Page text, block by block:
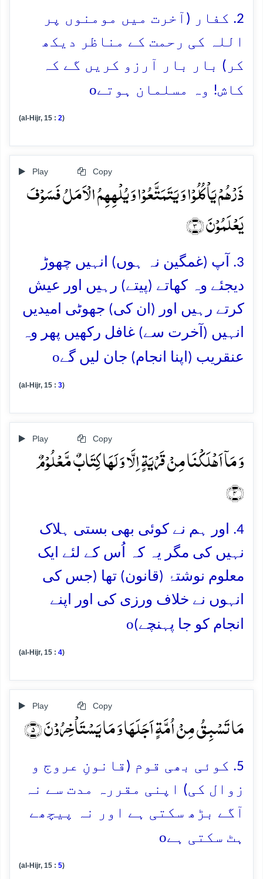
2. کفار (آخرت میں مومنوں پر
اللہ کی رحمت کے مناظر دیکھ
کر) بار بار آرزو کریں گے کہ
کاش! وہ مسلمان ہوتےo
(al-Hijr, 15 : 2)
Play Copy
ذَرۡہُمۡ یَاۡکُلُوۡا وَ یَتَمَتَّعُوۡا وَ یُلۡہِہِمُ الۡاَمَلُ فَسَوۡفَ
یَعۡلَمُوۡنَ ﴿۳﴾
3. آپ (غمگین نہ ہوں) انہیں چھوڑ
دیجئے وہ کھاتے (پیتے) رہیں اور عیش
کرتے رہیں اور (ان کی) جھوٹی امیدیں
انہیں (آخرت سے) غافل رکھیں پھر وہ
عنقریب (اپنا انجام) جان لیں گےo
(al-Hijr, 15 : 3)
Play Copy
وَ مَاۤ اَہۡلَکۡنَا مِنۡ قَرۡیَۃٍ اِلَّا وَ لَہَا کِتَابٌ مَّعۡلُوۡمٌ
﴿۴﴾
4. اور ہم نے کوئی بھی بستی ہلاک
نہیں کی مگر یہ کہ اُس کے لئے ایک
معلوم نوشتۂ (قانون) تھا (جس کی
انہوں نے خلاف ورزی کی اور اپنے
انجام کو جا پہنچے)o
(al-Hijr, 15 : 4)
Play Copy
مَا تَسۡبِقُ مِنۡ اُمَّۃٍ اَجَلَہَا وَ مَا یَسۡتَاۡخِرُوۡنَ ﴿۵﴾
5. کوئی بھی قوم (قانونِ عروج و
زوال کی) اپنی مقررہ مدت سے نہ
آگے بڑھ سکتی ہے اور نہ پیچھے
ہٹ سکتی ہےo
(al-Hijr, 15 : 5)